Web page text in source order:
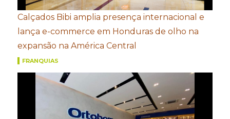
Calçados Bibi amplia presença internacional e
lança e-commerce em Honduras de olho na
expansão na América Central
FRANQUIAS